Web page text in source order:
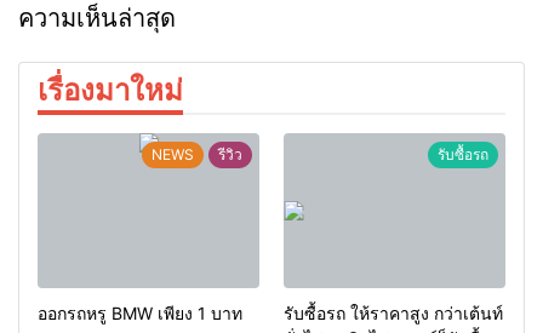
ความเห็นล่าสุด
เรื่องมาใหม่
NEWS รีวิว
ออกรถหรู BMW เพียง 1 บาท
รับซื้อรถ
รับซื้อรถ ให้ราคาสูง กว่าเต้นท์